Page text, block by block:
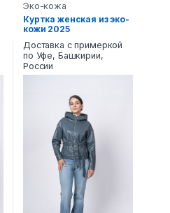
Эко-кожа
Куртка женская из эко-
кожи 2025
Доставка с примеркой
по Уфе, Башкирии,
России